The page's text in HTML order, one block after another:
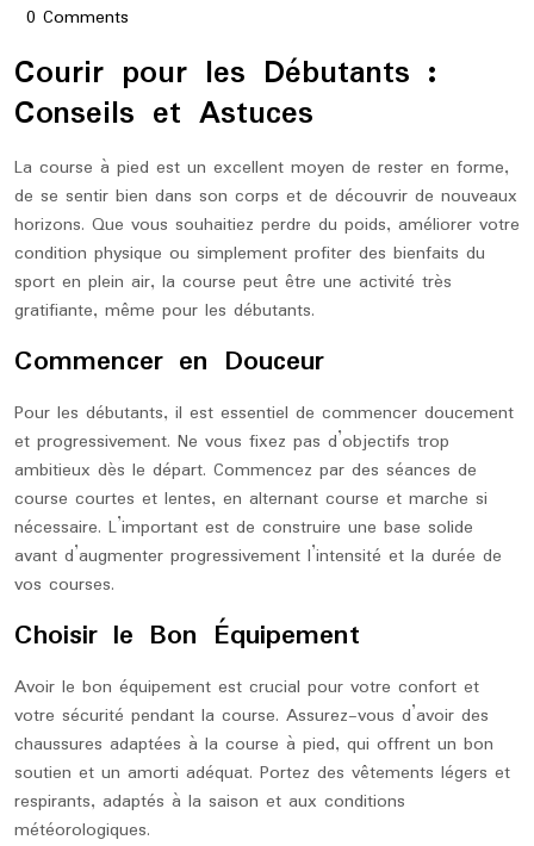
0 Comments
Courir pour les Débutants :
Conseils et Astuces
La course à pied est un excellent moyen de rester en forme,
de se sentir bien dans son corps et de découvrir de nouveaux
horizons. Que vous souhaitiez perdre du poids, améliorer votre
condition physique ou simplement profiter des bienfaits du
sport en plein air, la course peut être une activité très
gratifiante, même pour les débutants.
Commencer en Douceur
Pour les débutants, il est essentiel de commencer doucement
et progressivement. Ne vous fixez pas d’objectifs trop
ambitieux dès le départ. Commencez par des séances de
course courtes et lentes, en alternant course et marche si
nécessaire. L’important est de construire une base solide
avant d’augmenter progressivement l’intensité et la durée de
vos courses.
Choisir le Bon Équipement
Avoir le bon équipement est crucial pour votre confort et
votre sécurité pendant la course. Assurez-vous d’avoir des
chaussures adaptées à la course à pied, qui offrent un bon
soutien et un amorti adéquat. Portez des vêtements légers et
respirants, adaptés à la saison et aux conditions
météorologiques.